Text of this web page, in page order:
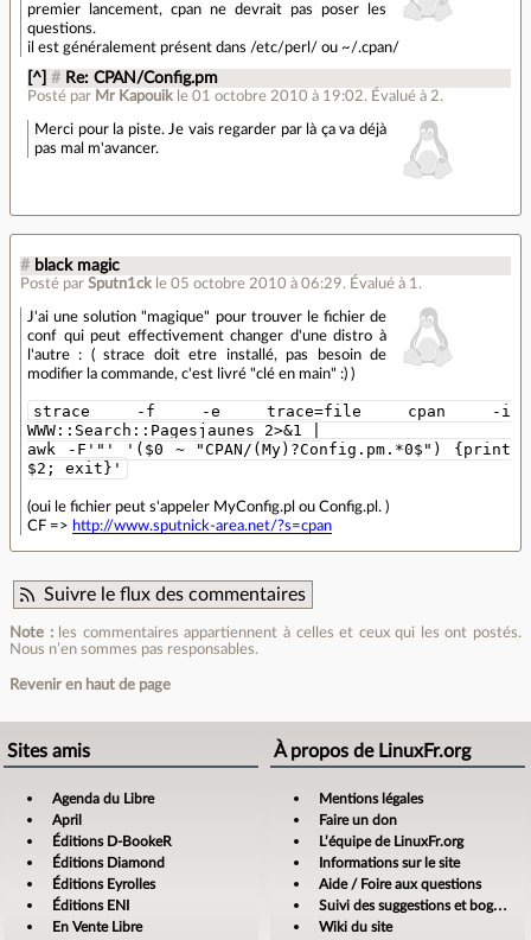
premier lancement, cpan ne devrait pas poser les
questions.
il est généralement présent dans /etc/perl/ ou ~/.cpan/
[^] # Re: CPAN/Config.pm
Posté par Mr Kapouik le 01 octobre 2010 à 19:02. Évalué à2.
Merci pour la piste. Je vais regarder par là ça va déjà
pas mal m'avancer.
# black magic
Posté par Sputn1ck le 05 octobre 2010 à 06:29. Évalué à 1.
J'ai une solution "magique" pour trouver le fichier de
conf qui peut effectivement changer d'une distro à
l'autre : ( strace doit etre installé, pas besoin de
modifier la commande, c'est livré "clé en main" :) )
strace -f -e trace=file cpan -i
WWW::Search::Pagesjaunes 2>&1 |
awk -F'"' '($0 ~ "CPAN/(My)?Config.pm.*0$") {print
$2; exit}'
(oui le fichier peut s'appeler MyConfig.pl ou Config.pl. )
CF => http://www.sputnick-area.net/?s=cpan
Suivre le flux des commentaires
Note :les commentaires appartiennent à celles et ceux qui les ont postés.
Nous n’en sommes pas responsables.
Revenir en haut de page
Sites amis
Agenda du Libre
April
Éditions D-BookeR
Éditions Diamond
Éditions Eyrolles
Éditions ENI
En Vente Libre
À propos de LinuxFr.org
Mentions légales
Faire un don
L’équipe de LinuxFr.org
Informations sur le site
Aide / Foire aux questions
Suivi des suggestions et bogues
Wiki du site